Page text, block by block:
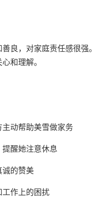
良，对家庭责任感很强。
和理解。
动帮助美雪做家务
醒她注意休息
诚的赞美
作上的困扰